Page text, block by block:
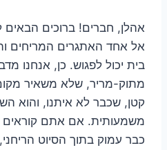
אהלן, חברים! ברוכים
אל אחד האתגרים המריחים
בית יכול לפגוש. כן, אנחנו
מתוק-מריר, שלא משאיר
קטן, שכבר לא איתנו, והוא
משמעותית. אם אתם
כבר עמוק בתוך הסיוט